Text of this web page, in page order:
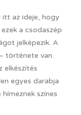
itt az ideje, hogy
a csodaszép
jelképezik. A
története van.
elkészítés
egyes darabja
színes